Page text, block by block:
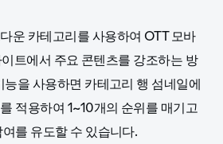
운 카테고리를 사용하여 OTT 모바
트에서 주요 콘텐츠를 강조하는 방
을 사용하면 카테고리 행 섬네일에
적용하여 1~10개의 순위를 매기고
를 유도할 수 있습니다.